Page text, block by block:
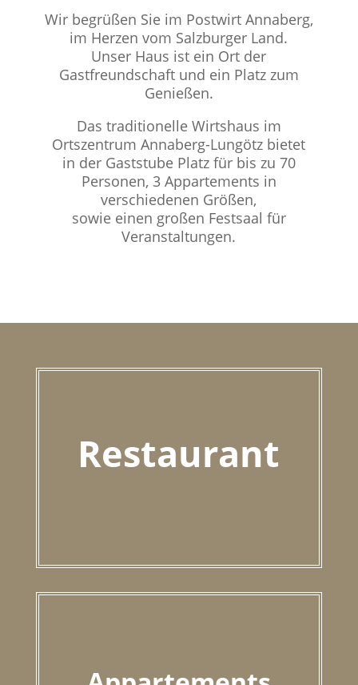
Wir begrüßen Sie im Postwirt Annaberg,
im Herzen vom Salzburger Land.
Unser Haus ist ein Ort der
Gastfreundschaft und ein Platz zum
Genießen.
Das traditionelle Wirtshaus im
Ortszentrum Annaberg-Lungötz bietet
in der Gaststube Platz für bis zu 70
Personen, 3 Appartements in
verschiedenen Größen,
sowie einen großen Festsaal für
Veranstaltungen.
Restaurant